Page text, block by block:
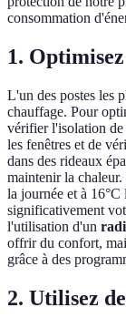
consommation
1.
L'un des postes les
chauffage. Pour
vérifier l'isolation de
les fenêtres et de
dans des rideaux
maintenir la
la journée et à
significativement
l'utilisation d'un
offrir du confort,
grâce à des
2. Utilisez